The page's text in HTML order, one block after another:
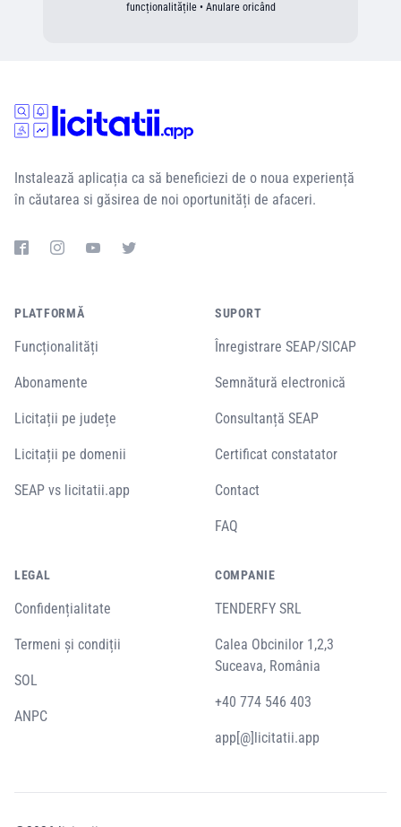
funcționalitățile • Anulare oricând
Instalează aplicația ca să beneficiezi de o noua experiență
în căutarea si găsirea de noi oportunități de afaceri.
PLATFORMĂ
Funcționalități
Abonamente
Licitații pe județe
Licitații pe domenii
SEAP vs licitatii.app
SUPORT
Înregistrare SEAP/SICAP
Semnătură electronică
Consultanță SEAP
Certificat constatator
Contact
FAQ
LEGAL
Confidențialitate
Termeni și condiții
SOL
ANPC
COMPANIE
TENDERFY SRL
Calea Obcinilor 1,2,3
Suceava, România
+40 774 546 403
app[@]licitatii.app